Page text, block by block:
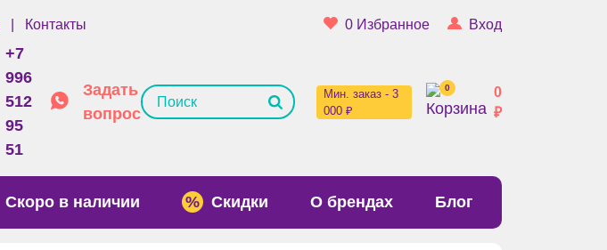
Контакты 0 Избранное Вход
+7
996
512
95
51
Задать
вопрос
Мин. заказ - 3
000 ₽
0
0
₽
Скоро в наличии Скидки О брендах Блог